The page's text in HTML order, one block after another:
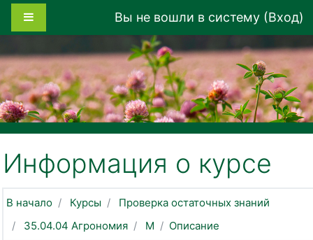
Перейти к основному содержанию
Вы не вошли в систему (Вход)
Информация о курсе
В начало Курсы
Проверка остаточных знаний
35.04.04 Агрономия
М Описание